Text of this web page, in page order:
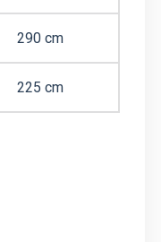
290 cm
225 cm